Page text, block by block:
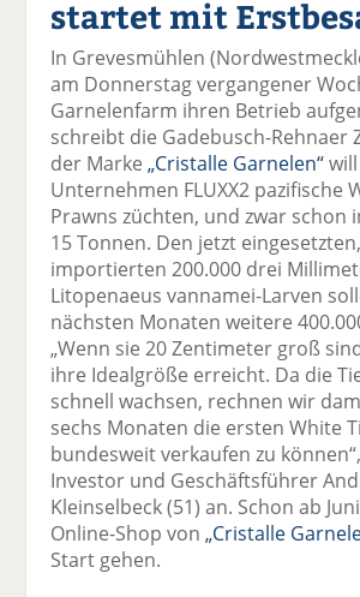
startet mit
In Grevesmühlen
am Donnerstag vergangener
Garnelenfarm ihren Betrieb
schreibt die Gadebusch-Rehnaer
der Marke„Cristalle Garnelen“
Unternehmen FLUXX2 pazifische
Prawns züchten, und zwar schon
15 Tonnen. Den jetzt
importierten 200.000 drei
Litopenaeus vannamei-Larven
nächsten Monaten weitere
„Wenn sie 20 Zentimeter groß
ihre Idealgröße erreicht. Da die
schnell wachsen, rechnen wir
sechs Monaten die ersten White
bundesweit verkaufen zu
Investor und Geschäftsführer
Kleinselbeck (51) an. Schon ab
Online-Shop von„Cristalle
Start gehen.